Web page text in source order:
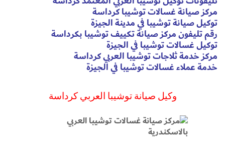
مركز صيانة غسالات توشيبا كرداسة
توكيل صيانة توشيبا في مدينة الجيزة
رقم تليفون مركز صيانة تكييف توشيبا بكرداسة
توكيل غسالات توشيبا في الجيزة
مركز خدمة ثلاجات توشيبا العربي كرداسة
خدمة عملاء غسالات توشيبا في الجيزة
وكيل صيانة توشيبا العربي كرداسة